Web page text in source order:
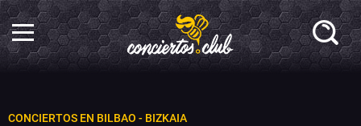
CONCIERTOS EN BILBAO - BIZKAIA